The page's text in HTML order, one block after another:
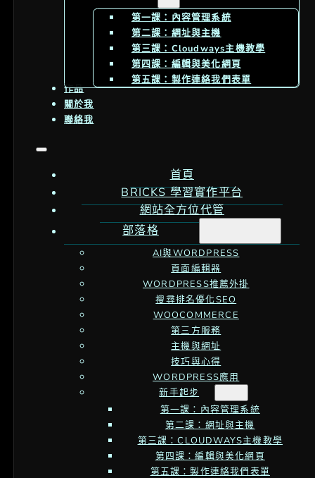
第一課：內容管理系統
第二課：網址與主機
第三課：Cloudways主機教學
第四課：編輯與美化網頁
第五課：製作連絡我們表單
作品
關於我
聯絡我
首頁
BRICKS 學習實作平台
網站全方位代管
部落格
AI與WORDPRESS
頁面編輯器
WORDPRESS推薦外掛
搜尋排名優化SEO
WOOCOMMERCE
第三方服務
主機與網址
技巧與心得
WORDPRESS應用
新手起步
第一課：內容管理系統
第二課：網址與主機
第三課：CLOUDWAYS主機教學
第四課：編輯與美化網頁
第五課：製作連絡我們表單